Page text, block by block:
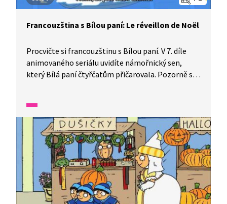
Francouzština s Bílou paní: Le réveillon de Noël
Procvičte si francouzštinu s Bílou paní. V 7. díle
animovaného seriálu uvidíte námořnický sen,
který Bílá paní čtyřčatům přičarovala. Pozorně se
na Vánoce domů.